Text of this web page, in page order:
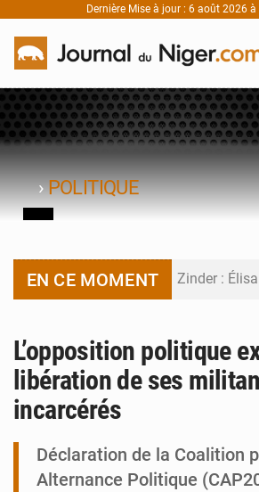
Dernière Mise à jour : 6 août 2026
›POLITIQUE
EN CE MOMENT
L’opposition politique
libération de ses
incarcérés
Déclaration de la Coalition
Alternance Politique